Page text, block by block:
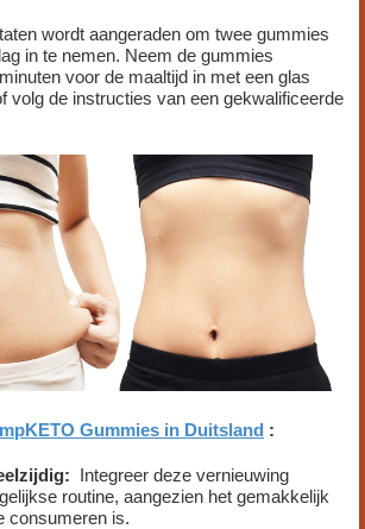
wordt aangeraden om twee gummies
in te nemen. Neem de gummies
voor de maaltijd in met een glas
volg de instructies van een gekwalificeerde
Gummies in Duitsland :
Integreer deze vernieuwing
routine, aangezien het gemakkelijk
consumeren is.